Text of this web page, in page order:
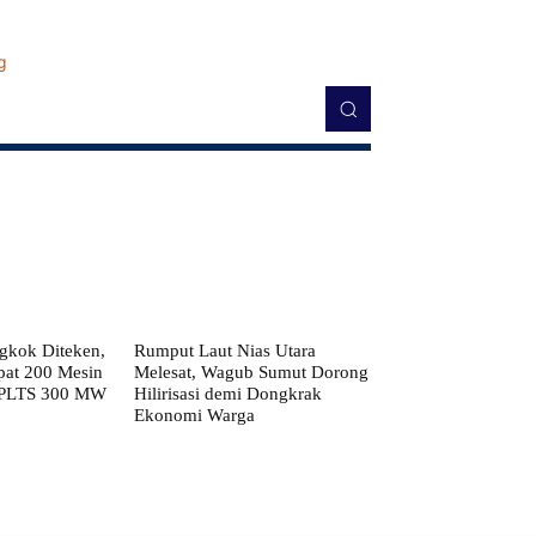
Diteken,
200 Mesin
300 MW
Rumput Laut Nias Utara
Melesat, Wagub Sumut Dorong
Hilirisasi demi Dongkrak
Ekonomi Warga